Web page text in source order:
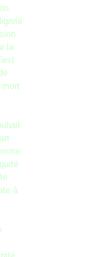
la
à